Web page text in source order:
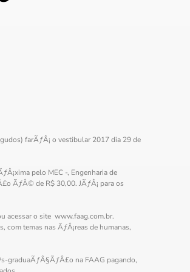
farÃƒÂ¡ o vestibular 2017 dia 29 de
pelo MEC -, Engenharia de
ÃƒÂ© de R$ 30,00. JÃƒÂ¡ para os
acessar o site www.faag.com.br.
com temas nas ÃƒÂ¡reas de humanas,
graduaÃƒÂ§ÃƒÂ£o na FAAG pagando,